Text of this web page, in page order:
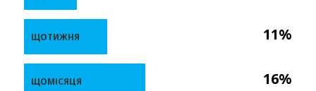
11%
16%
ЩОТИЖНЯ
ЩОМІСЯЦЯ